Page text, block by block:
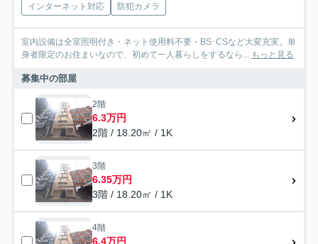
インターネット対応
防犯カメラ
室内設備は全室照明付き・ネット使用料不要・BS･CSなど大変充実。単
身者限定のお住まいなので、初めて一人暮らしをするなら...
もっと見る
募集中の部屋
2階
6.3万円
2階 / 18.20㎡ / 1K
3階
6.35万円
3階 / 18.20㎡ / 1K
4階
6.4万円